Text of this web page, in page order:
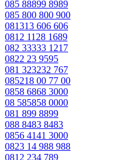
085 88899 8989
085 800 800 900
081313 606 606
0812 1128 1689
082 33333 1217
0822 23 9595
081 323232 767
085218 00 77 00
0858 6868 3000
08 585858 0000
081 899 8899
088 8483 8483
0856 4141 3000
0823 14 988 988
0812 234 789